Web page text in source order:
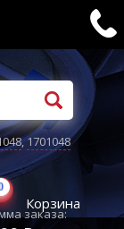
,1701048
Корзина
заказа: